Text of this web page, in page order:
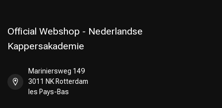
Official Webshop - Nederlandse
Kappersakademie
Mariniersweg 149
3011 NK Rotterdam
les Pays-Bas